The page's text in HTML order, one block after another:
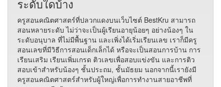
ระดับใดบ้าง
ครูสอนคณิตศาสตร์ที่ปลวกแดงบนเว็บไซต์ BestKru สามารถ
สอนหลายระดับ ไม่ว่าจะเป็นผู้เรียนอายุน้อยๆ อย่างน้องๆ ใน
ระดับอนุบาล ที่ไม่มีพื้นฐาน และเพิ่งได้เริ่มเรียนเลข เราก็มีครู
สอนเลขที่มีวิธีการสอนเด็กเล็กได้ หรือจะเป็นสอนการบ้าน การ
เรียนเสริม เรียนเพิ่มเกรด ติวเลขเพื่อสอบแข่งขัน และการติว
สอบเข้าสำหรับน้องๆ ชั้นประถม, ชั้นมัธยม นอกจากนี้เรายังมี
ครูสอนคณิตศาสตร์สำหรับผู้ใหญ่เพื่อการทำงานสายอาชีพที่